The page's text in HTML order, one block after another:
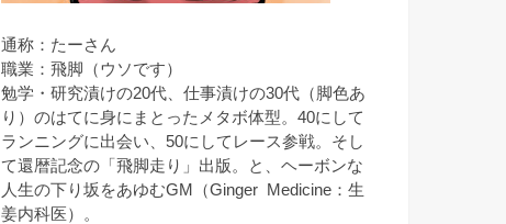
通称：たーさん
職業：飛脚（ウソです）
勉学・研究漬けの20代、仕事漬けの30代（脚色あ
り）のはてに身にまとったメタボ体型。40にして
ランニングに出会い、50にしてレース参戦。そし
て還暦記念の「飛脚走り」出版。と、ヘーボンな
人生の下り坂をあゆむGM（Ginger Medicine：生
姜内科医）。